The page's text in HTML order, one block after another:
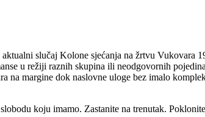
slučaj Kolone sjećanja na žrtvu Vukovara
u režiji raznih skupina ili neodgovornih
margine dok naslovne uloge bez imalo
koju imamo. Zastanite na trenutak.